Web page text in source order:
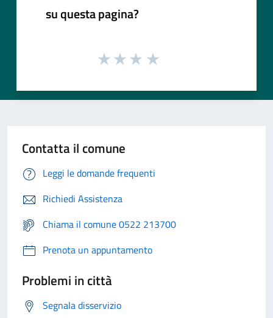
su questa pagina?
Contatta il comune
Leggi le domande frequenti
Richiedi Assistenza
Chiama il comune 0522 213700
Prenota un appuntamento
Problemi in città
Segnala disservizio